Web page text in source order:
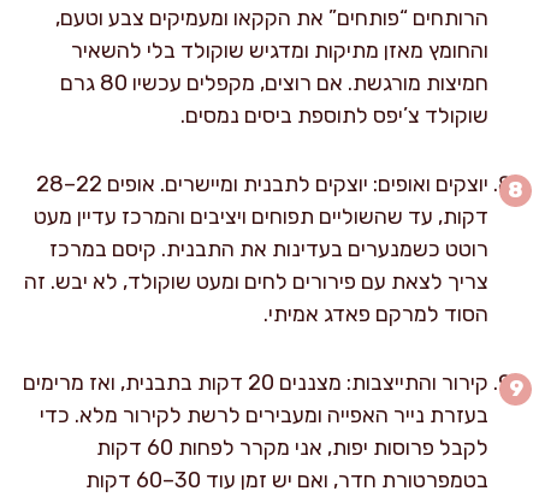
הרותחים “פותחים” את הקקאו ומעמיקים צבע וטעם,
והחומץ מאזן מתיקות ומדגיש שוקולד בלי להשאיר
חמיצות מורגשת. אם רוצים, מקפלים עכשיו 80 גרם
שוקולד צ’יפס לתוספת ביסים נמסים.
יוצקים ואופים: יוצקים לתבנית ומיישרים. אופים 22–28
דקות, עד שהשוליים תפוחים ויציבים והמרכז עדיין מעט
רוטט כשמנערים בעדינות את התבנית. קיסם במרכז
צריך לצאת עם פירורים לחים ומעט שוקולד, לא יבש. זה
הסוד למרקם פאדג אמיתי.
קירור והתייצבות: מצננים 20 דקות בתבנית, ואז מרימים
בעזרת נייר האפייה ומעבירים לרשת לקירור מלא. כדי
לקבל פרוסות יפות, אני מקרר לפחות 60 דקות
בטמפרטורת חדר, ואם יש זמן עוד 30–60 דקות